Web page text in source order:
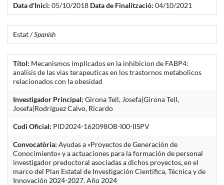
Data d'Inici: 05/10/2018 Data de Finalització: 04/10/2021
Estat /Spanish
Títol: Mecanismos implicados en la inhibicion de FABP4:
analisis de las vias terapeuticas en los trastornos metabolicos
relacionados con la obesidad
Investigador Principal: Girona Tell, Josefa|Girona Tell,
Josefa|Rodríguez Calvo, Ricardo
Codi Oficial: PID2024-162098OB-I00-IISPV
Convocatòria: Ayudas a «Proyectos de Generación de
Conocimiento» y a actuaciones para la formación de personal
investigador predoctoral asociadas a dichos proyectos, en el
marco del Plan Estatal de Investigación Científica, Técnica y de
Innovación 2024-2027. Año 2024